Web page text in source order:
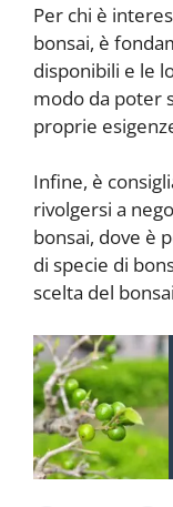
Per chi è
bonsai, è
disponibili e le
modo da poter
proprie
Infine, è
rivolgersi a
bonsai, dove è
di specie di
scelta del